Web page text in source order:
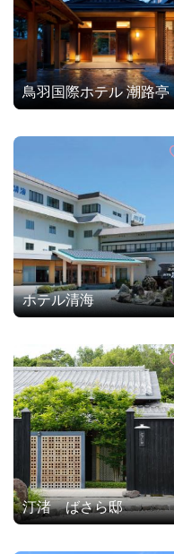
鳥羽国際ホテル 潮路亭
ホテル清海
汀渚 ばさら邸